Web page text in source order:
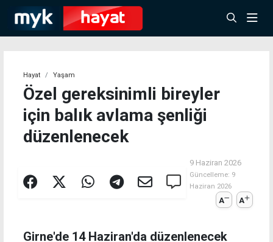
Hayat Yaşam
Özel gereksinimli bireyler
için balık avlama şenliği
düzenlenecek
9 Haziran 2026
Güncelleme: 9
Haziran 2026
A A
Girne'de 14 Haziran'da düzenlenecek